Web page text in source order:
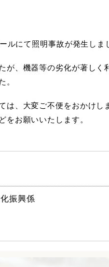
にて照明事故が発生しま
、機器等の劣化が著しく
。
、大変ご不便をおかけし
をお願いいたします。
振興係